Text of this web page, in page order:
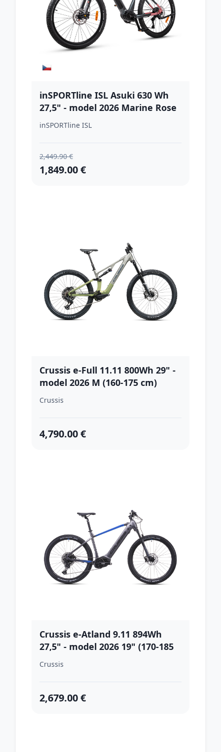
inSPORTline ISL Asuki 630 Wh
27,5" - model 2026 Marine Rose
- 18" (165-175 cm)
inSPORTline ISL
2,449.90 €
1,849.00 €
Crussis e-Full 11.11 800Wh 29" -
model 2026 M (160-175 cm)
Crussis
4,790.00 €
Crussis e-Atland 9.11 894Wh
27,5" - model 2026 19" (170-185
cm)
Crussis
2,679.00 €